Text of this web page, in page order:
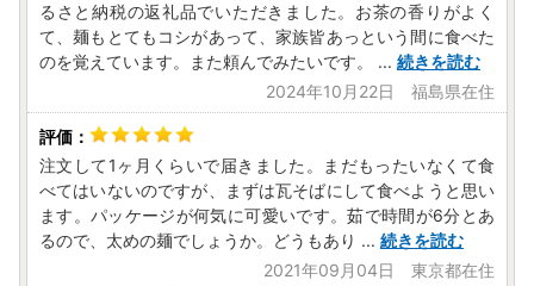
るさと納税の返礼品でいただきました。お茶の香りがよく
て、麺もとてもコシがあって、家族皆あっという間に食べた
のを覚えています。また頼んでみたいです。
... 続きを読む
2024年10月22日 福島県在住
注文して1ヶ月くらいで届きました。まだもったいなくて食
べてはいないのですが、まずは瓦そばにして食べようと思い
ます。パッケージが何気に可愛いです。茹で時間が6分とあ
るので、太めの麺でしょうか。どうもあり ... 続きを読む
2021年09月04日 東京都在住